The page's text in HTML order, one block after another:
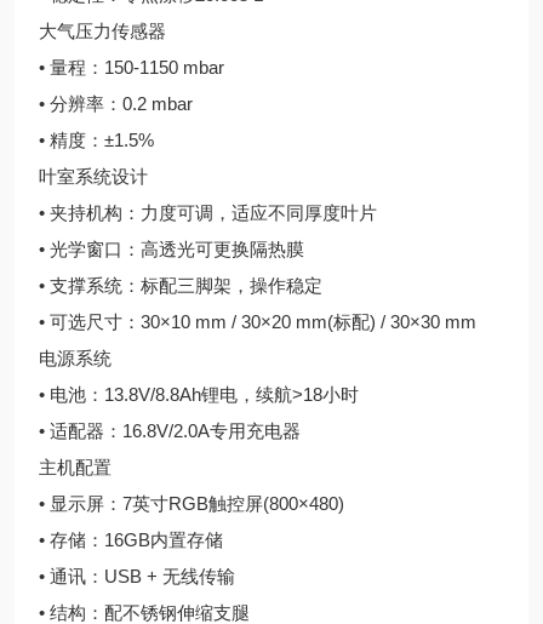
大气压力传感器
• 量程：150-1150 mbar
• 分辨率：0.2 mbar
• 精度：±1.5%
叶室系统设计
• 夹持机构：力度可调，适应不同厚度叶片
• 光学窗口：高透光可更换隔热膜
• 支撑系统：标配三脚架，操作稳定
• 可选尺寸：30×10 mm / 30×20 mm(标配) / 30×30 mm
电源系统
• 电池：13.8V/8.8Ah锂电，续航>18小时
• 适配器：16.8V/2.0A专用充电器
主机配置
• 显示屏：7英寸RGB触控屏(800×480)
• 存储：16GB内置存储
• 通讯：USB + 无线传输
• 结构：配不锈钢伸缩支腿